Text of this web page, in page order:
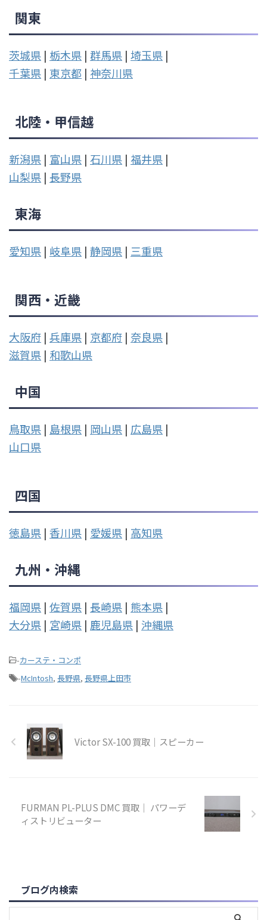
関東
茨城県 | 栃木県 | 群馬県 | 埼玉県 |
千葉県 | 東京都 | 神奈川県
北陸・甲信越
新潟県 | 富山県 | 石川県 | 福井県 |
山梨県 | 長野県
東海
愛知県 | 岐阜県 | 静岡県 | 三重県
関西・近畿
大阪府 | 兵庫県 | 京都府 | 奈良県 |
滋賀県 | 和歌山県
中国
鳥取県 | 島根県 | 岡山県 | 広島県 |
山口県
四国
徳島県 | 香川県 | 愛媛県 | 高知県
九州・沖縄
福岡県 | 佐賀県 | 長崎県 | 熊本県 |
大分県 | 宮崎県 | 鹿児島県 | 沖縄県
-カーステ・コンポ
-McIntosh, 長野県, 長野県上田市
Victor SX-100 買取｜スピーカー
FURMAN PL-PLUS DMC 買取｜ パワーデ
ィストリビューター
ブログ内検索